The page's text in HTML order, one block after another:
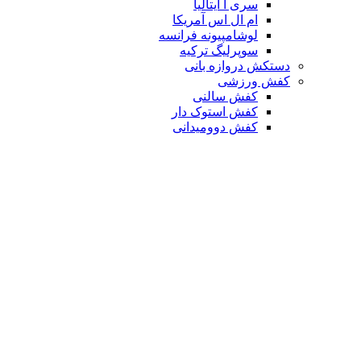
سری آ ایتالیا
ام ال اس آمریکا
لوشامپیونه فرانسه
سوپرلیگ ترکیه
دستکش دروازه بانی
کفش ورزشی
کفش سالنی
کفش استوک دار
کفش دوومیدانی